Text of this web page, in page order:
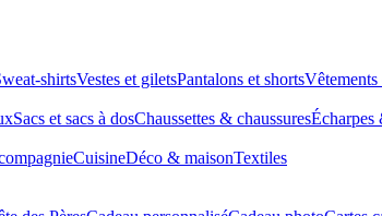
shirtsVestes et giletsPantalons et shortsVêtements
Sacs et sacs à dosChaussettes & chaussuresÉcharpes
CuisineDéco & maisonTextiles